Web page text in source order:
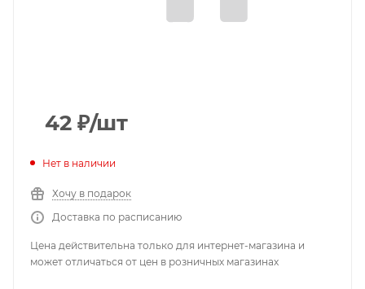
42 ₽/шт
Нет в наличии
Хочу в подарок
Доставка по расписанию
Цена действительна только для интернет-магазина и
может отличаться от цен в розничных магазинах